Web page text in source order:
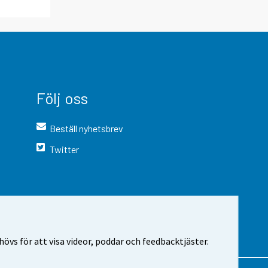
för att visa videor, poddar och feedbacktjäster.
Följ oss
Beställ nyhetsbrev
Twitter